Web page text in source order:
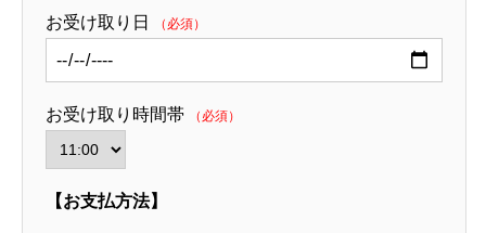
お受け取り日 （必須）
お受け取り時間帯 （必須）
【お支払方法】